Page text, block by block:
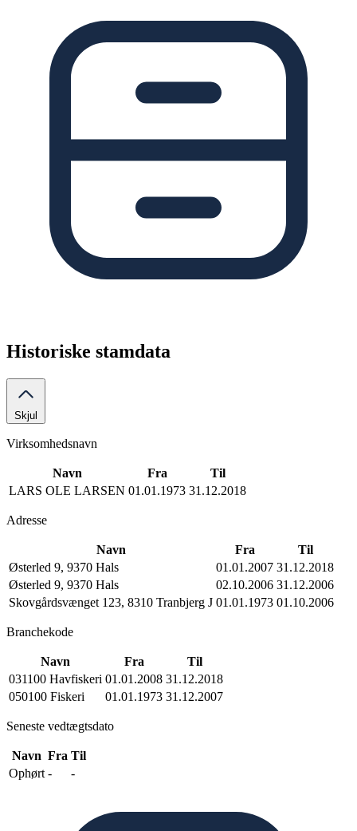
Historiske stamdata
Skjul
Virksomhedsnavn
Navn Fra
Til
LARS OLE LARSEN 01.01.1973 31.12.2018
Adresse
Navn Fra
Til
Østerled 9, 9370 Hals
01.01.2007 31.12.2018
Østerled 9, 9370 Hals
02.10.2006 31.12.2006
Skovgårdsvænget 123, 8310 Tranbjerg J 01.01.1973 01.10.2006
Branchekode
Navn Fra
Til
031100 Havfiskeri 01.01.2008 31.12.2018
050100 Fiskeri
01.01.1973 31.12.2007
Seneste vedtægtsdato
Navn Fra Til
Ophørt - -